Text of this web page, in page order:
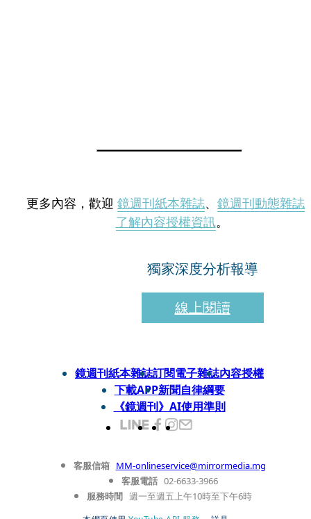
更多內容，歡迎 鏡週刊紙本雜誌、 鏡週刊動態雜誌
了解內容授權資訊。
獨家深度分析報導
線上閱讀
鏡週刊紙本雜誌訂閱電子雜誌內容授權
下載APP新聞自律綱要
《鏡週刊》AI使用準則
客服信箱 MM-onlineservice@mirrormedia.mg
客服電話 02-6633-3966
服務時間 週一至週五上午10時至下午6時